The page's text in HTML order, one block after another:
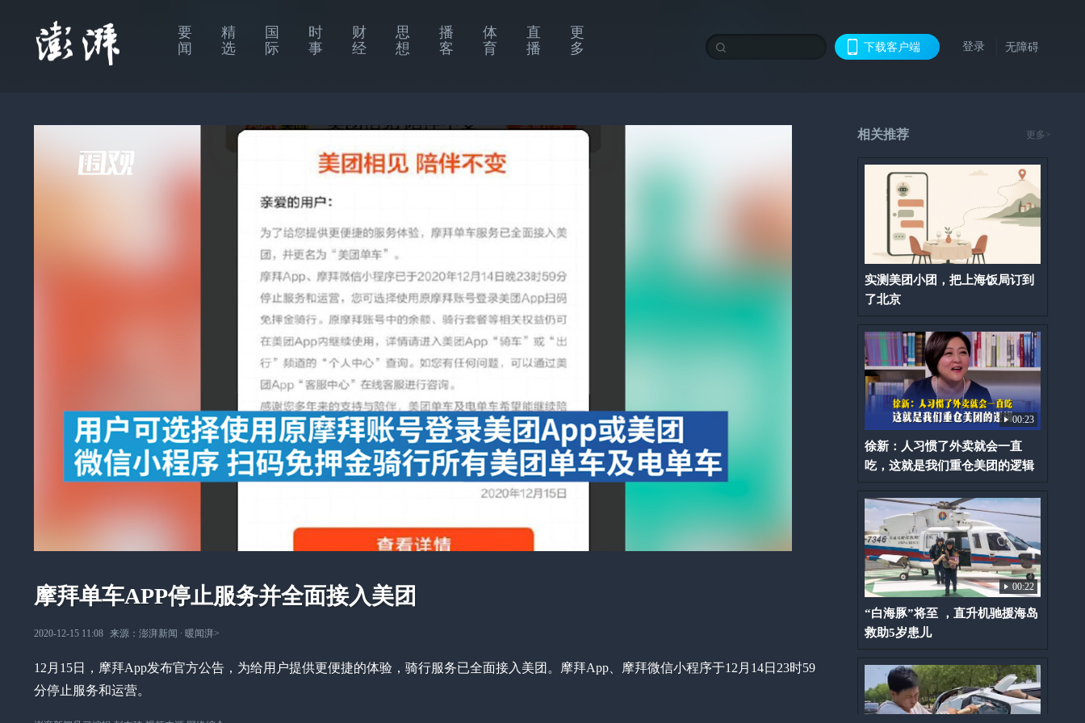
要
闻
精
选
国
际
时
事
财
经
思
想
播
客
体
育
直
播
更
多
下载客户端 登录 无障碍
摩拜单车APP停止服务并全面接入美团
2020-12-15 11:08 来源： 澎湃新闻 ∙ 暖闻湃>
12月15日，摩拜App发布官方公告，为给用户提供更便捷的体验，骑行服务已全面接入美团。摩拜App、摩拜微信小程序于12月14日23时59
分停止服务和运营。
相关推荐 更多>
实测美团小团，把上海饭局订到
了北京
00:23
徐新：人习惯了外卖就会一直
吃，这就是我们重仓美团的逻辑
00:22
“白海豚”将至 ，直升机驰援海岛
救助5岁患儿